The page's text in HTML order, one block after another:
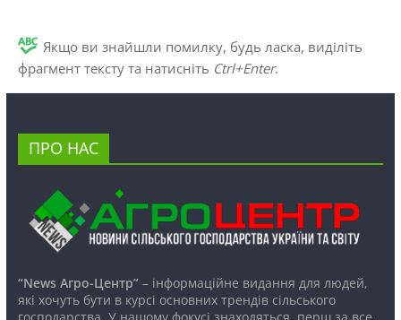
Якщо ви знайшли помилку, будь ласка, виділіть
фрагмент тексту та натисніть Ctrl+Enter.
ПРО НАС
“News Агро-Центр”– інформаційне видання для людей,
які хочуть бути в курсі основних трендів сільського